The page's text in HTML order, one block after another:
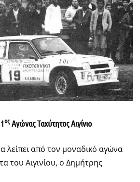
οςΑγώνας Ταχύτητος Αιγίνιο
λείπει από τον μοναδικό αγώνα
του Αιγινίου, ο Δημήτρης